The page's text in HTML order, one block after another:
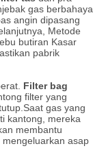
gas berbahaya
angin dipasang
Metode
butiran Kasar
pabrik
Filter bag
filter yang
gas yang
kantong, mereka
membantu
asap